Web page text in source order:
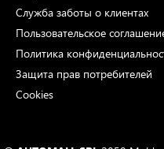
Служба заботы о клиентах
Пользовательское
Политика
Защита прав потребителей
Cookies